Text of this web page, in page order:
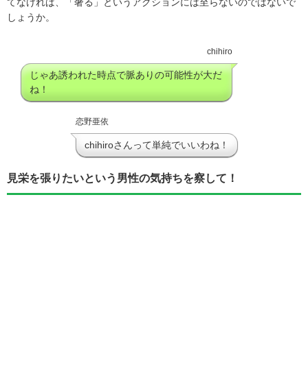
しょうか。
chihiro
じゃあ誘われた時点で脈ありの可能性が大だ
ね！
恋野亜依
chihiroさんって単純でいいわね！
見栄を張りたいという男性の気持ちを察して！